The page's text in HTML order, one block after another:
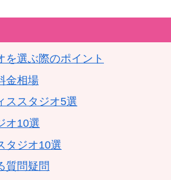
を選ぶ際のポイント
金相場
ススタジオ5選
オ10選
タジオ10選
質問疑問